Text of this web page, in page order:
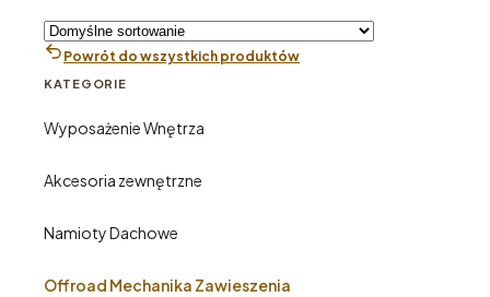
Powrót do wszystkich produktów
KATEGORIE
Wyposażenie Wnętrza
Akcesoria zewnętrzne
Namioty Dachowe
Offroad Mechanika Zawieszenia